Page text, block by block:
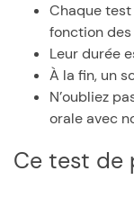
Chaque
fonction
Leur durée
À la fin, un
N’oubliez
orale avec
Ce test